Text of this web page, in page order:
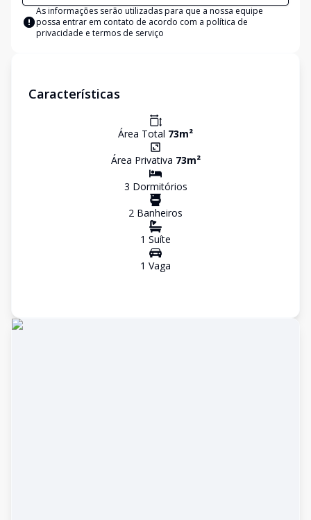
As informações serão utilizadas para que a nossa equipe
possa entrar em contato de acordo com a política de
privacidade e termos de serviço
Características
Área Total 73m²
Área Privativa 73m²
3 Dormitórios
2 Banheiros
1 Suíte
1 Vaga